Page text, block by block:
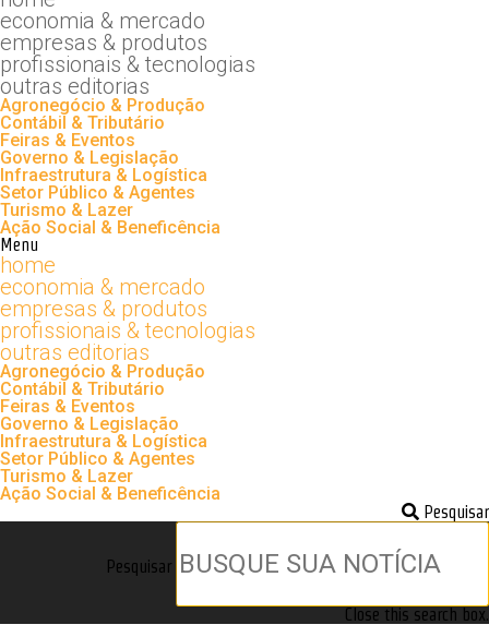
economia & mercado
empresas & produtos
profissionais & tecnologias
outras editorias
Agronegócio & Produção
Contábil & Tributário
Feiras & Eventos
Governo & Legislação
Infraestrutura & Logística
Setor Público & Agentes
Turismo & Lazer
Ação Social & Beneficência
Menu
home
economia & mercado
empresas & produtos
profissionais & tecnologias
outras editorias
Agronegócio & Produção
Contábil & Tributário
Feiras & Eventos
Governo & Legislação
Infraestrutura & Logística
Setor Público & Agentes
Turismo & Lazer
Ação Social & Beneficência
Pesquisar
Pesquisar
Close this search box.